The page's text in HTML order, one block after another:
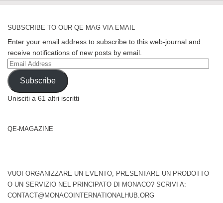
SUBSCRIBE TO OUR QE MAG VIA EMAIL
Enter your email address to subscribe to this web-journal and
receive notifications of new posts by email.
Email
Address
Subscribe
Unisciti a 61 altri iscritti
QE-MAGAZINE
VUOI ORGANIZZARE UN EVENTO, PRESENTARE UN PRODOTTO
O UN SERVIZIO NEL PRINCIPATO DI MONACO? SCRIVI A:
CONTACT@MONACOINTERNATIONALHUB.ORG